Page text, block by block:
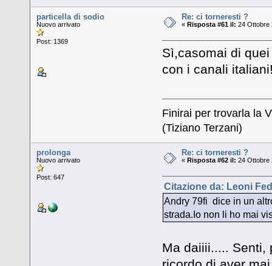
particella di sodio
Nuovo arrivato
Post: 1369
Re: ci torneresti ?
«Risposta #61 il: 24 Ottobre
Sì,casomai di
con i canali
Finirai per trovarla la
(Tiziano Terzani)
prolonga
Nuovo arrivato
Post: 647
Re: ci torneresti ?
«Risposta #62 il: 24 Ottobre
Citazione da: Leoni
Andry 79fi dice in un
strada.Io non li ho mai
Ma daiiii..... Senti,